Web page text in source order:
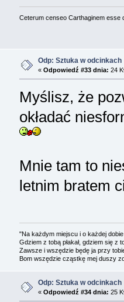
Ceterum censeo Carthaginem esse
Odp: Sztuka w odcinkach
« Odpowiedź #33 dnia: 24
Myślisz, że
okładać
Mnie tam to
letnim bratem
"Na każdym miejscu i o każdej dobie
Gdziem z tobą płakał, gdziem się z
Zawsze i wszędzie będę ja przy
Bom wszędzie cząstkę mej duszy
Odp: Sztuka w odcinkach
« Odpowiedź #34 dnia: 25